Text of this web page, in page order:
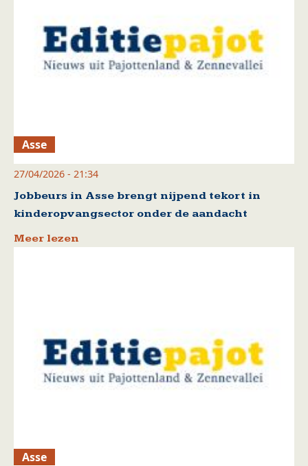
Asse
27/04/2026 - 21:34
Jobbeurs in Asse brengt nijpend tekort in
kinderopvangsector onder de aandacht
Meer lezen
Asse